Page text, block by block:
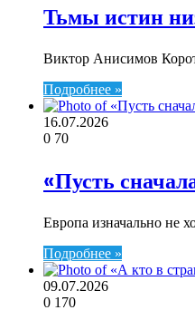
Тьмы истин
Виктор Анисимов
Подробнее »
16.07.2026
0 70
«Пусть
Европа изначально не
Подробнее »
09.07.2026
0 170